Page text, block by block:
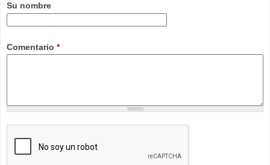
Su nombre
Comentario *